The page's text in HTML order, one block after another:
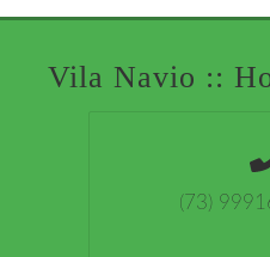
Vila Navio ::
(73)